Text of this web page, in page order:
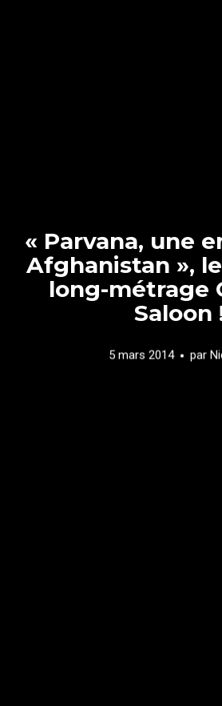
« Parvana, une
Afghanistan »,
long-métrage
Saloon
5 mars 2014 par